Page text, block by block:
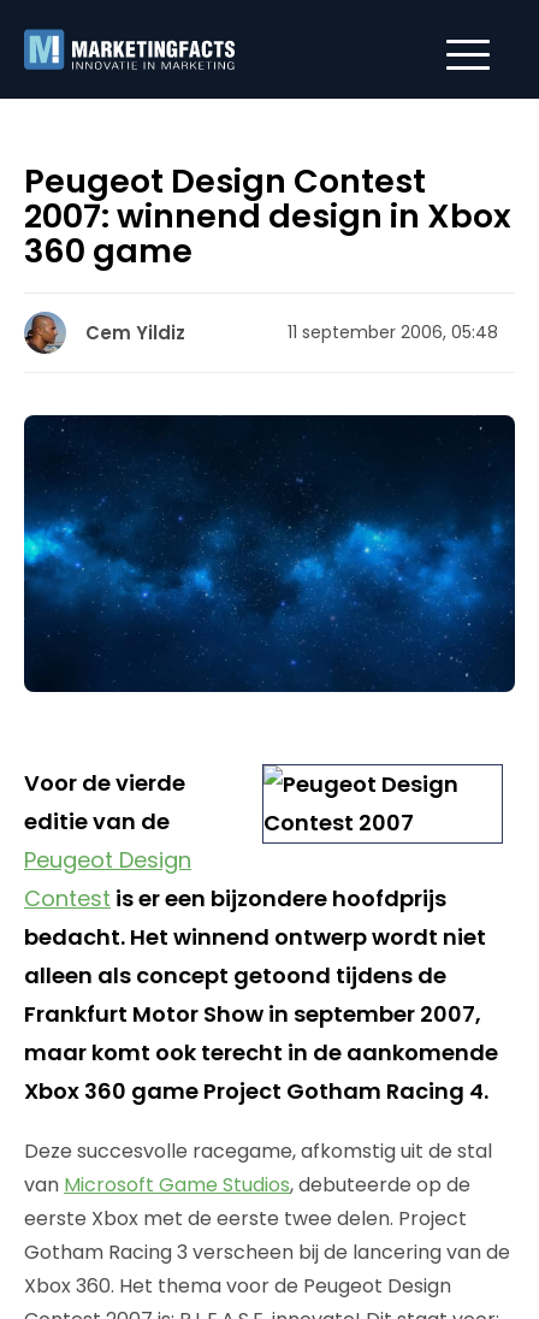
Peugeot Design Contest
2007: winnend design in Xbox
360 game
Cem Yildiz 11 september 2006, 05:48
Voor de vierde
editie van de
Peugeot Design
Contest is er een bijzondere hoofdprijs
bedacht. Het winnend ontwerp wordt niet
alleen als concept getoond tijdens de
Frankfurt Motor Show in september 2007,
maar komt ook terecht in de aankomende
Xbox 360 game Project Gotham Racing 4.
Deze succesvolle racegame, afkomstig uit de stal
van Microsoft Game Studios, debuteerde op de
eerste Xbox met de eerste twee delen. Project
Gotham Racing 3 verscheen bij de lancering van de
Xbox 360. Het thema voor de Peugeot Design